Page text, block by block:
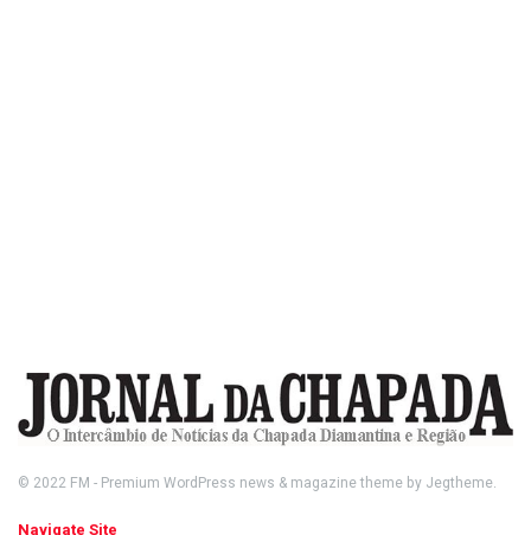
© 2022 FM - Premium WordPress news & magazine theme by Jegtheme.
Navigate Site